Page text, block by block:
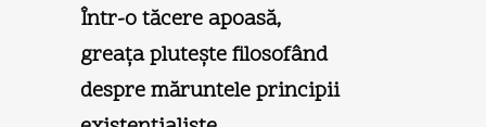
Într-o tăcere apoasă,
greaţa pluteşte filosofând
despre măruntele principii